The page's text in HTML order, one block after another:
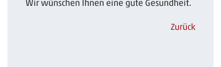
Wir wünschen Ihnen eine gute Gesundheit.
Zurück